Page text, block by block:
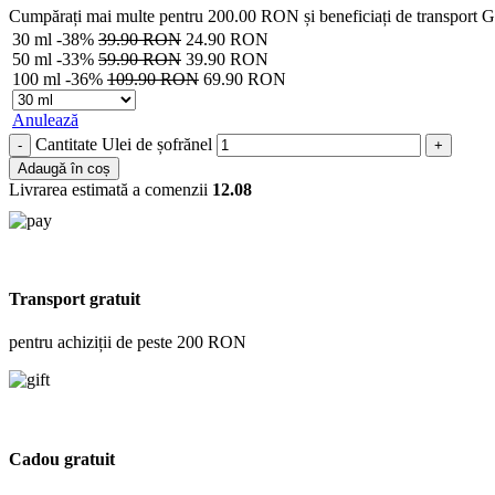
Cumpărați mai multe pentru 200.00 RON și beneficiați de transport
30 ml -38% 39.90RON 24.90 RON
50 ml -33% 59.90RON 39.90 RON
100 ml -36% 109.90RON 69.90 RON
Anulează
Cantitate Ulei de șofrănel
Adaugă în coș
Livrarea estimată a comenzii 12.08
Transport gratuit
pentru achiziții de peste 200 RON
Cadou gratuit